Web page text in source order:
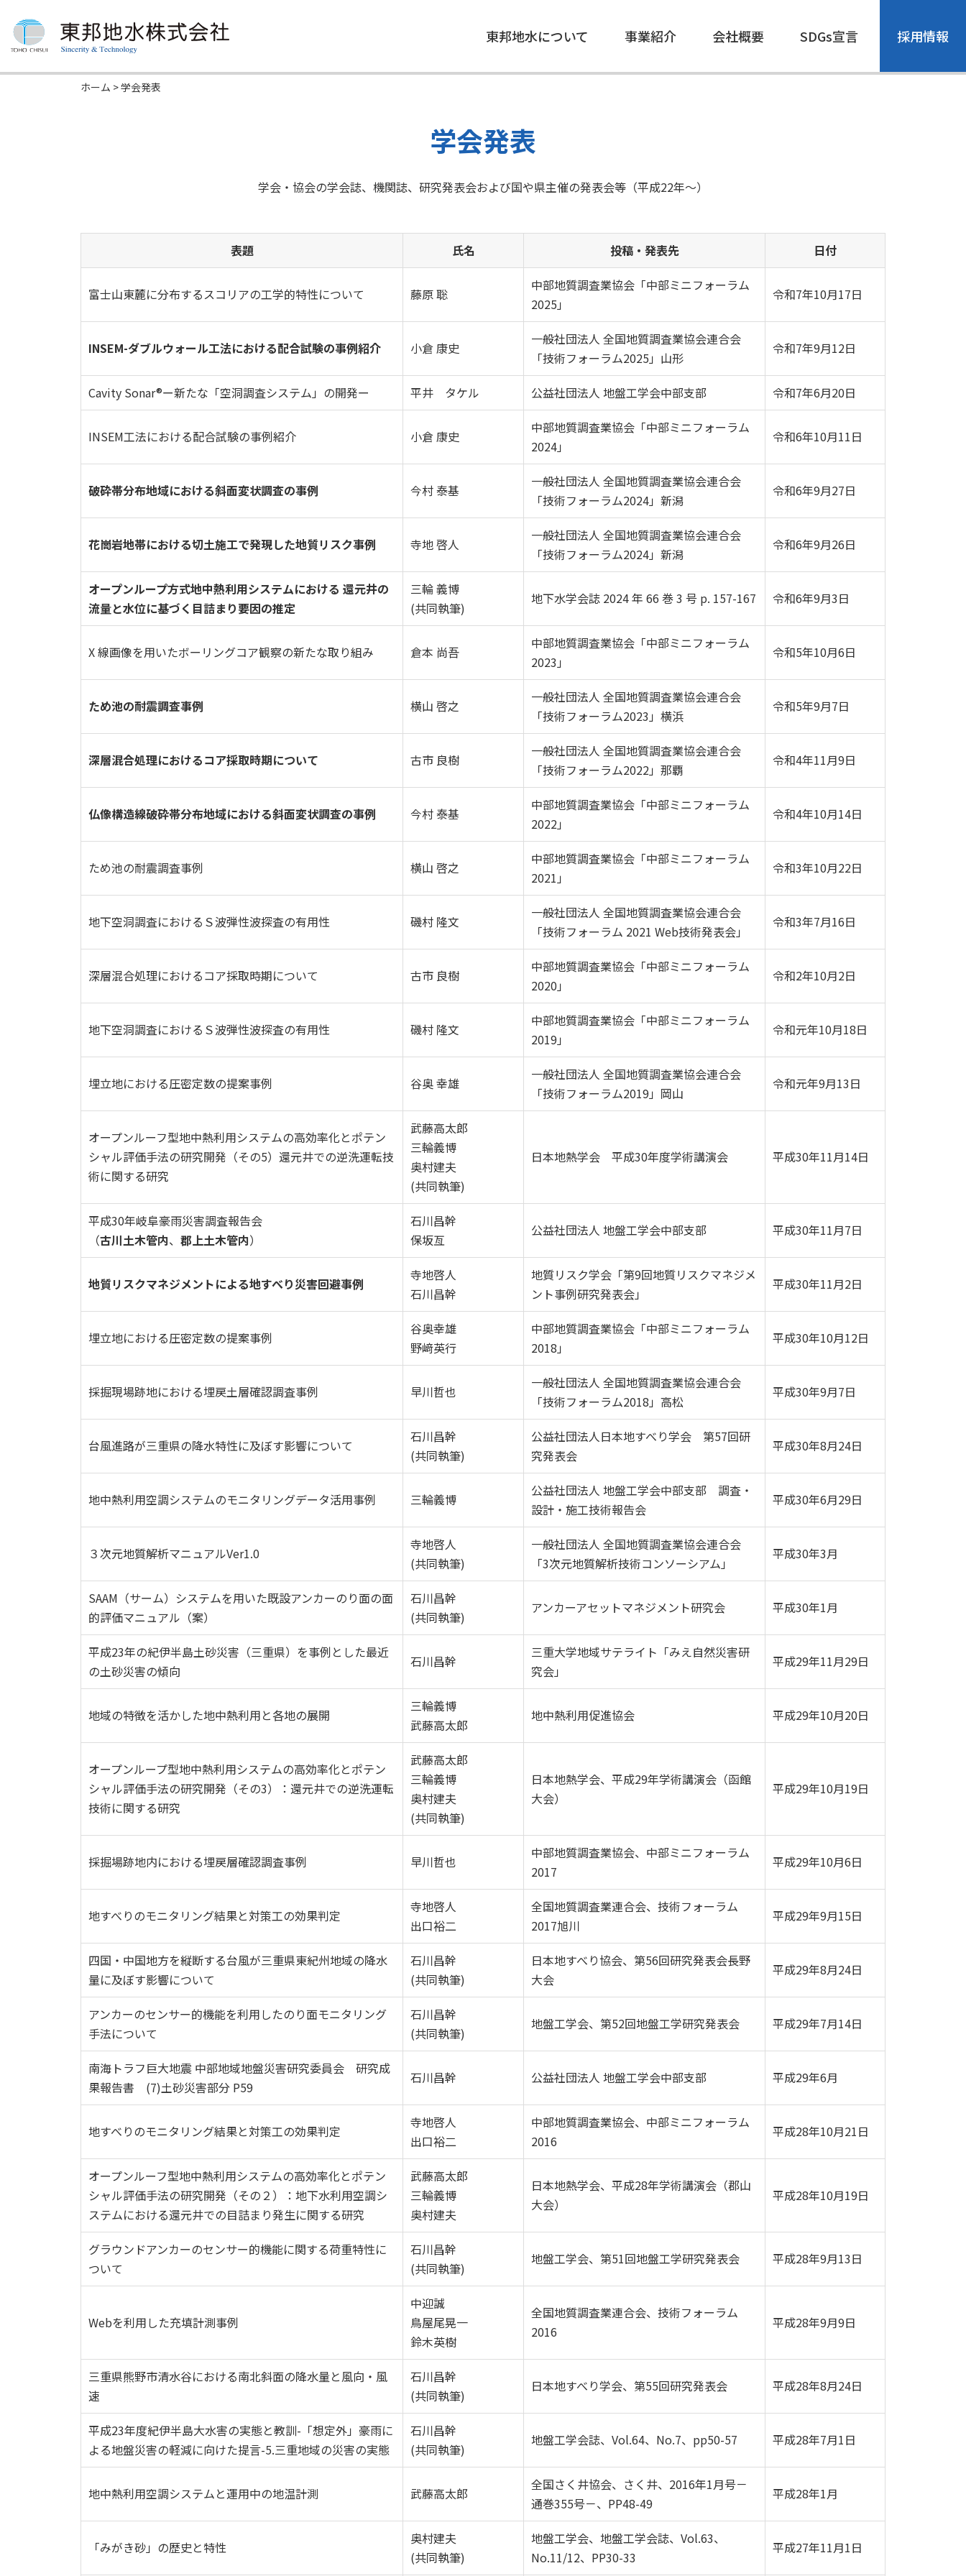
東邦地水について 事業紹介 会社概要 SDGs宣言 採用情報
ホーム >学会発表
学会発表
学会・協会の学会誌、機関誌、研究発表会および国や県主催の発表会等（平成22年～）
表題 氏名 投稿・発表先 日付
富士山東麓に分布するスコリアの工学的特性について 藤原 聡
中部地質調査業協会「中部ミニフォーラム
2025」
令和7年10月17日
INSEM-ダブルウォール工法における配合試験の事例紹介 小倉 康史
一般社団法人 全国地質調査業協会連合会
「技術フォーラム2025」山形
令和7年9月12日
Cavity Sonar®ー新たな「空洞調査システム」の開発ー 平井 タケル 公益社団法人 地盤工学会中部支部 令和7年6月20日
INSEM工法における配合試験の事例紹介 小倉 康史
中部地質調査業協会「中部ミニフォーラム
2024」
令和6年10月11日
破砕帯分布地域における斜面変状調査の事例 今村 泰基
一般社団法人 全国地質調査業協会連合会
「技術フォーラム2024」新潟
令和6年9月27日
花崗岩地帯における切土施工で発現した地質リスク事例 寺地 啓人
一般社団法人 全国地質調査業協会連合会
「技術フォーラム2024」新潟
令和6年9月26日
オープンループ方式地中熱利用システムにおける 還元井の
流量と水位に基づく目詰まり要因の推定
三輪 義博
(共同執筆)
地下水学会誌 2024 年 66 巻 3 号 p. 157-167 令和6年9月3日
X 線画像を用いたボーリングコア観察の新たな取り組み 倉本 尚吾
中部地質調査業協会「中部ミニフォーラム
2023」
令和5年10月6日
ため池の耐震調査事例 横山 啓之
一般社団法人 全国地質調査業協会連合会
「技術フォーラム2023」横浜
令和5年9月7日
深層混合処理におけるコア採取時期について 古市 良樹
一般社団法人 全国地質調査業協会連合会
「技術フォーラム2022」那覇
令和4年11月9日
仏像構造線破砕帯分布地域における斜面変状調査の事例 今村 泰基
中部地質調査業協会「中部ミニフォーラム
2022」
令和4年10月14日
ため池の耐震調査事例 横山 啓之
中部地質調査業協会「中部ミニフォーラム
2021」
令和3年10月22日
地下空洞調査におけるＳ波弾性波探査の有用性 磯村 隆文
一般社団法人 全国地質調査業協会連合会
「技術フォーラム 2021 Web技術発表会」
令和3年7月16日
深層混合処理におけるコア採取時期について 古市 良樹
中部地質調査業協会「中部ミニフォーラム
2020」
令和2年10月2日
地下空洞調査におけるＳ波弾性波探査の有用性 磯村 隆文
中部地質調査業協会「中部ミニフォーラム
2019」
令和元年10月18日
埋立地における圧密定数の提案事例 谷奥 幸雄
一般社団法人 全国地質調査業協会連合会
「技術フォーラム2019」岡山
令和元年9月13日
オープンルーフ型地中熱利用システムの高効率化とポテン
シャル評価手法の研究開発（その5）還元井での逆洗運転技
術に関する研究
武藤高太郎
三輪義博
奥村建夫
(共同執筆)
日本地熱学会 平成30年度学術講演会 平成30年11月14日
平成30年岐阜豪雨災害調査報告会
（古川土木管内、 郡上土木管内）
石川昌幹
保坂亙
公益社団法人 地盤工学会中部支部 平成30年11月7日
地質リスクマネジメントによる地すべり災害回避事例
寺地啓人
石川昌幹
地質リスク学会「第9回地質リスクマネジメ
ント事例研究発表会」
平成30年11月2日
埋立地における圧密定数の提案事例
谷奥幸雄
野﨑英行
中部地質調査業協会「中部ミニフォーラム
2018」
平成30年10月12日
採掘現場跡地における埋戻土層確認調査事例 早川哲也
一般社団法人 全国地質調査業協会連合会
「技術フォーラム2018」高松
平成30年9月7日
台風進路が三重県の降水特性に及ぼす影響について
石川昌幹
(共同執筆)
公益社団法人日本地すべり学会 第57回研
究発表会
平成30年8月24日
地中熱利用空調システムのモニタリングデータ活用事例 三輪義博
公益社団法人 地盤工学会中部支部 調査・
設計・施工技術報告会
平成30年6月29日
３次元地質解析マニュアルVer1.0
寺地啓人
(共同執筆)
一般社団法人 全国地質調査業協会連合会
「3次元地質解析技術コンソーシアム」
平成30年3月
SAAM（サーム）システムを用いた既設アンカーのり面の面
的評価マニュアル（案）
石川昌幹
(共同執筆)
アンカーアセットマネジメント研究会 平成30年1月
平成23年の紀伊半島土砂災害（三重県）を事例とした最近
の土砂災害の傾向
石川昌幹
三重大学地域サテライト「みえ自然災害研
究会」
平成29年11月29日
地域の特徴を活かした地中熱利用と各地の展開
三輪義博
武藤高太郎
地中熱利用促進協会 平成29年10月20日
オープンループ型地中熱利用システムの高効率化とポテン
シャル評価手法の研究開発（その3）：還元井での逆洗運転
技術に関する研究
武藤高太郎
三輪義博
奥村建夫
(共同執筆)
日本地熱学会、平成29年学術講演会（函館
大会）
平成29年10月19日
採掘場跡地内における埋戻層確認調査事例 早川哲也
中部地質調査業協会、中部ミニフォーラム
2017
平成29年10月6日
地すべりのモニタリング結果と対策工の効果判定
寺地啓人
出口裕二
全国地質調査業連合会、技術フォーラム
2017旭川
平成29年9月15日
四国・中国地方を縦断する台風が三重県東紀州地域の降水
量に及ぼす影響について
石川昌幹
(共同執筆)
日本地すべり協会、第56回研究発表会長野
大会
平成29年8月24日
アンカーのセンサー的機能を利用したのり面モニタリング
手法について
石川昌幹
(共同執筆)
地盤工学会、第52回地盤工学研究発表会 平成29年7月14日
南海トラフ巨大地震 中部地域地盤災害研究委員会 研究成
果報告書 (7)土砂災害部分 P59
石川昌幹 公益社団法人 地盤工学会中部支部 平成29年6月
地すべりのモニタリング結果と対策工の効果判定
寺地啓人
出口裕二
中部地質調査業協会、中部ミニフォーラム
2016
平成28年10月21日
オープンルーフ型地中熱利用システムの高効率化とポテン
シャル評価手法の研究開発（その２）：地下水利用空調シ
ステムにおける還元井での目詰まり発生に関する研究
武藤高太郎
三輪義博
奥村建夫
日本地熱学会、平成28年学術講演会（郡山
大会）
平成28年10月19日
グラウンドアンカーのセンサー的機能に関する荷重特性に
ついて
石川昌幹
(共同執筆)
地盤工学会、第51回地盤工学研究発表会 平成28年9月13日
Webを利用した充填計測事例
中迎誠
鳥屋尾晃一
鈴木英樹
全国地質調査業連合会、技術フォーラム
2016
平成28年9月9日
三重県熊野市清水谷における南北斜面の降水量と風向・風
速
石川昌幹
(共同執筆)
日本地すべり学会、第55回研究発表会 平成28年8月24日
平成23年度紀伊半島大水害の実態と教訓-「想定外」豪雨に
よる地盤災害の軽減に向けた提言-5.三重地域の災害の実態
石川昌幹
(共同執筆)
地盤工学会誌、Vol.64、No.7、pp50-57 平成28年7月1日
地中熱利用空調システムと運用中の地温計測 武藤高太郎
全国さく井協会、さく井、2016年1月号－
通巻355号－、PP48-49
平成28年1月
「みがき砂」の歴史と特性
奥村建夫
(共同執筆)
地盤工学会、地盤工学会誌、Vol.63、
No.11/12、PP30-33
平成27年11月1日